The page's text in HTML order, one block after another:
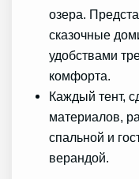
озера.
сказочные
удобствами
комфорта.
Каждый тент,
материалов,
спальной и
верандой.